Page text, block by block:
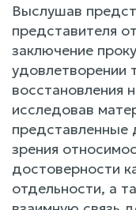
Выслушав
представителя
заключение
удовлетворении
восстановления
исследовав
представленные
зрения
достоверности
отдельности, а